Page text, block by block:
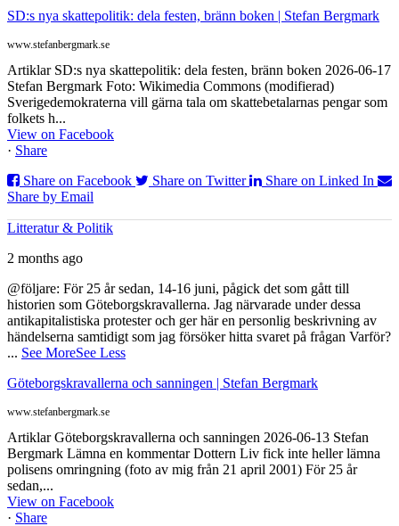
SD:s nya skattepolitik: dela festen, bränn boken | Stefan Bergmark
www.stefanbergmark.se
Artiklar SD:s nya skattepolitik: dela festen, bränn boken 2026-06-17
Stefan Bergmark Foto: Wikimedia Commons (modifierad)
Sverigedemokraterna vill gärna tala om skattebetalarnas pengar som
folkets h...
View on Facebook
· Share
Share on Facebook
Share on Twitter
Share on Linked In
Share by Email
Litteratur & Politik
2 months ago
@följare: För 25 år sedan, 14-16 juni, pågick det som gått till
historien som Göteborgskravallerna. Jag närvarade under dessa
antikapitalistiska protester och ger här en personlig beskrivning av
händelserna samtidigt som jag försöker hitta svaret på frågan Varför?
... See MoreSee Less
Göteborgskravallerna och sanningen | Stefan Bergmark
www.stefanbergmark.se
Artiklar Göteborgskravallerna och sanningen 2026-06-13 Stefan
Bergmark Lämna en kommentar Dottern Liv fick inte heller lämna
polisens omringning (foto av mig från 21 april 2001) För 25 år
sedan,...
View on Facebook
· Share